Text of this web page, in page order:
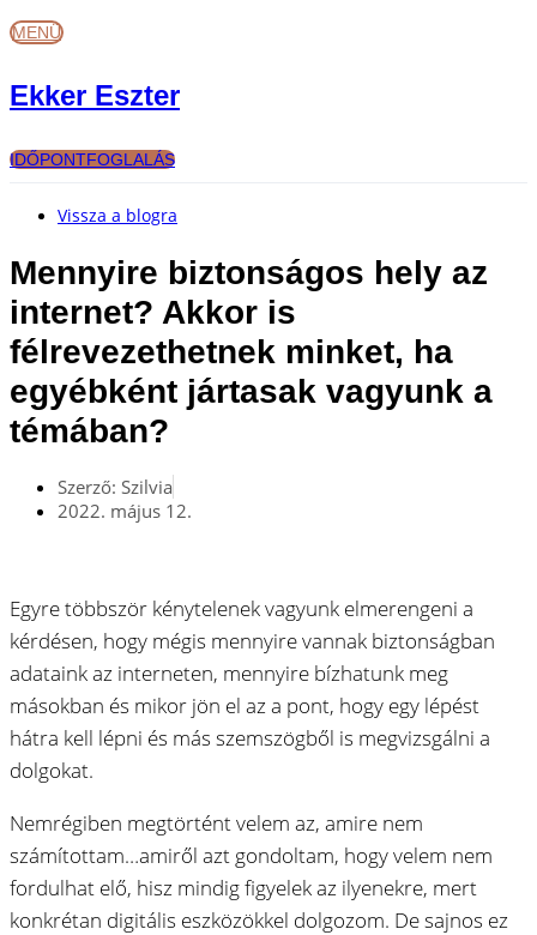
Ugrás
aMENÜ
Ekker Eszter
IDŐPONTFOGLALÁS
Vissza a blogra
Mennyire biztonságos hely az
internet? Akkor is
félrevezethetnek minket, ha
egyébként jártasak vagyunk a
témában?
Szerző: Szilvia
2022. május 12.
Egyre többször kénytelenek vagyunk elmerengeni a
kérdésen, hogy mégis mennyire vannak biztonságban
adataink az interneten, mennyire bízhatunk meg
másokban és mikor jön el az a pont, hogy egy lépést
hátra kell lépni és más szemszögből is megvizsgálni a
dolgokat.
Nemrégiben megtörtént velem az, amire nem
számítottam…amiről azt gondoltam, hogy velem nem
fordulhat elő, hisz mindig figyelek az ilyenekre, mert
konkrétan digitális eszközökkel dolgozom. De sajnos ez